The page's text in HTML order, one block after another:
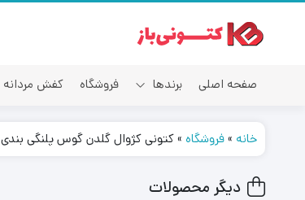
صفحه اصلی برندها
آدیداس
فروشگاه کفش مردانه
خانه »فروشگاه»کتونی کژوال گلدن گوس پلنگی بندی Golden Goose White Leopard
دیگر محصولات